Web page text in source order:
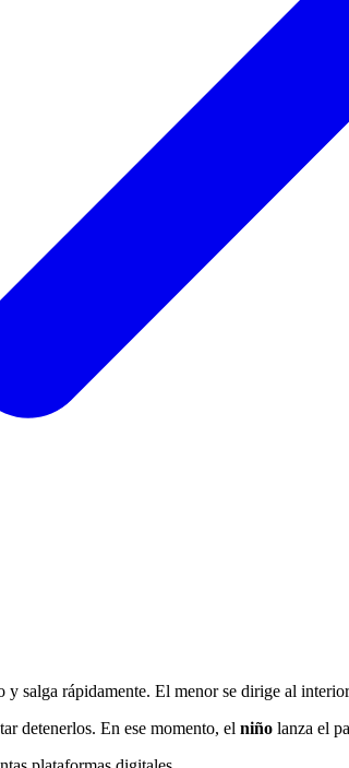
salga rápidamente. El menor se dirige al
detenerlos. En ese momento, el niño lanza el